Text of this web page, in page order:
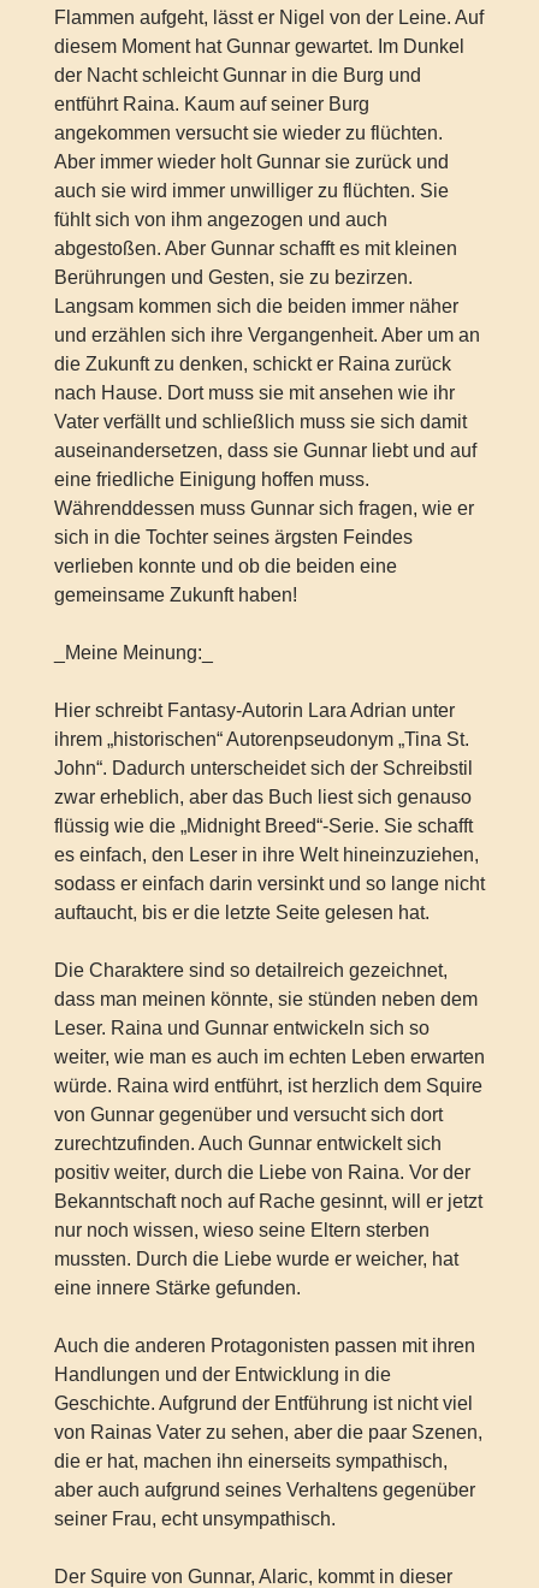
Flammen aufgeht, lässt er Nigel von der Leine. Auf
diesem Moment hat Gunnar gewartet. Im Dunkel
der Nacht schleicht Gunnar in die Burg und
entführt Raina. Kaum auf seiner Burg
angekommen versucht sie wieder zu flüchten.
Aber immer wieder holt Gunnar sie zurück und
auch sie wird immer unwilliger zu flüchten. Sie
fühlt sich von ihm angezogen und auch
abgestoßen. Aber Gunnar schafft es mit kleinen
Berührungen und Gesten, sie zu bezirzen.
Langsam kommen sich die beiden immer näher
und erzählen sich ihre Vergangenheit. Aber um an
die Zukunft zu denken, schickt er Raina zurück
nach Hause. Dort muss sie mit ansehen wie ihr
Vater verfällt und schließlich muss sie sich damit
auseinandersetzen, dass sie Gunnar liebt und auf
eine friedliche Einigung hoffen muss.
Währenddessen muss Gunnar sich fragen, wie er
sich in die Tochter seines ärgsten Feindes
verlieben konnte und ob die beiden eine
gemeinsame Zukunft haben!
_Meine Meinung:_
Hier schreibt Fantasy-Autorin Lara Adrian unter
ihrem „historischen“ Autorenpseudonym „Tina St.
John“. Dadurch unterscheidet sich der Schreibstil
zwar erheblich, aber das Buch liest sich genauso
flüssig wie die „Midnight Breed“-Serie. Sie schafft
es einfach, den Leser in ihre Welt hineinzuziehen,
sodass er einfach darin versinkt und so lange nicht
auftaucht, bis er die letzte Seite gelesen hat.
Die Charaktere sind so detailreich gezeichnet,
dass man meinen könnte, sie stünden neben dem
Leser. Raina und Gunnar entwickeln sich so
weiter, wie man es auch im echten Leben erwarten
würde. Raina wird entführt, ist herzlich dem Squire
von Gunnar gegenüber und versucht sich dort
zurechtzufinden. Auch Gunnar entwickelt sich
positiv weiter, durch die Liebe von Raina. Vor der
Bekanntschaft noch auf Rache gesinnt, will er jetzt
nur noch wissen, wieso seine Eltern sterben
mussten. Durch die Liebe wurde er weicher, hat
eine innere Stärke gefunden.
Auch die anderen Protagonisten passen mit ihren
Handlungen und der Entwicklung in die
Geschichte. Aufgrund der Entführung ist nicht viel
von Rainas Vater zu sehen, aber die paar Szenen,
die er hat, machen ihn einerseits sympathisch,
aber auch aufgrund seines Verhaltens gegenüber
seiner Frau, echt unsympathisch.
Der Squire von Gunnar, Alaric, kommt in dieser